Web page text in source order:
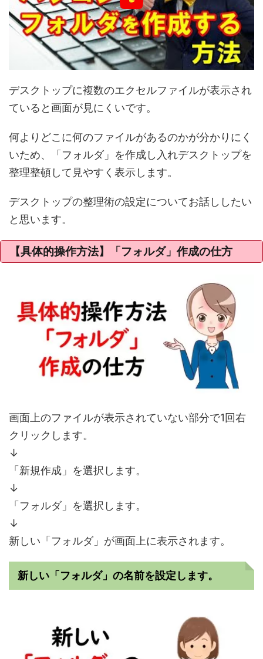
デスクトップに複数のエクセルファイルが表示され
ていると画面が見にくいです。
何よりどこに何のファイルがあるのかが分かりにく
いため、「フォルダ」を作成し入れデスクトップを
整理整頓して見やすく表示します。
デスクトップの整理術の設定についてお話ししたい
と思います。
【具体的操作方法】「フォルダ」作成の仕方
画面上のファイルが表示されていない部分で1回右
クリックします。
↓
「新規作成」を選択します。
↓
「フォルダ」を選択します。
↓
新しい「フォルダ」が画面上に表示されます。
新しい「フォルダ」の名前を設定します。